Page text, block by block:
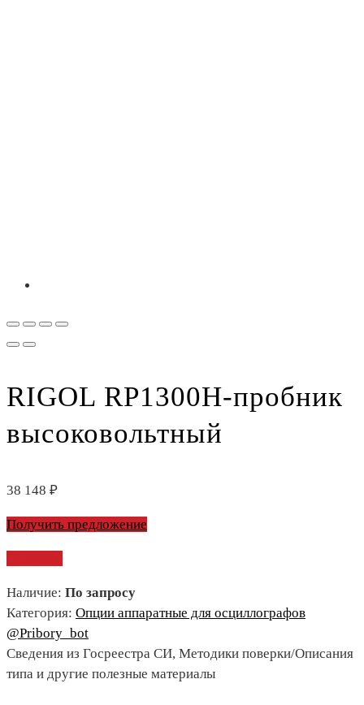
RIGOL RP1300H-пробник
высоковольтный
38 148 ₽
Получить предложение
Наличие: По запросу
Категория: Опции аппаратные для осциллографов
@Pribory_bot
Сведения из Госреестра СИ, Методики поверки/Описания
типа и другие полезные материалы